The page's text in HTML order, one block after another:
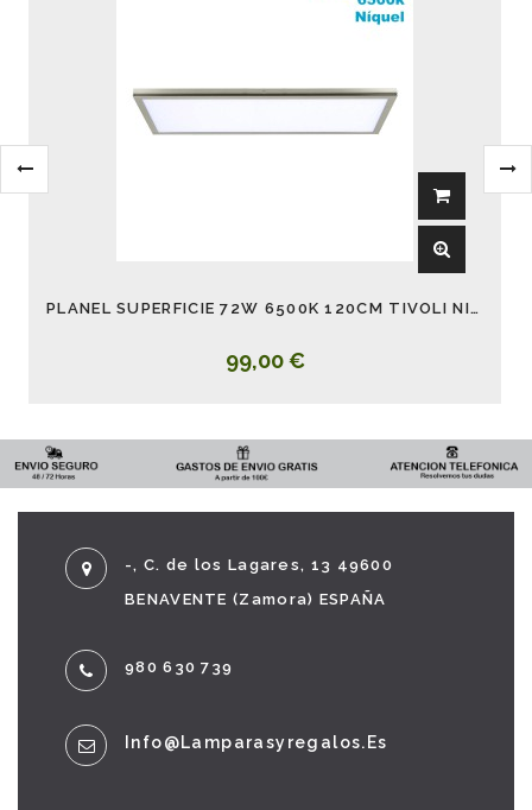
PLANEL SUPERFICIE 72W 6500K 120CM TIVOLI NIQUEL
99,00 €
-, C. de los Lagares, 13 49600
BENAVENTE (Zamora) ESPAÑA
980 630 739
Info@lamparasyregalos.es